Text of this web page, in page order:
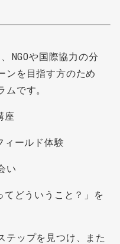
NGOや国際協力の分
ンを目指す方のため
です。
座
ィールド体験
い
てどういうこと？」を
テップを見つけ、また